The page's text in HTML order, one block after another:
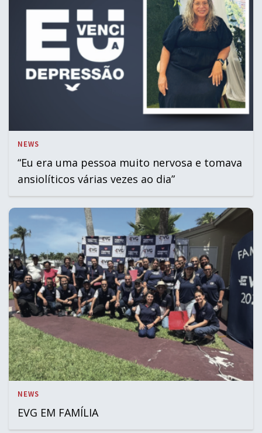
NEWS
“Eu era uma pessoa muito nervosa e tomava
ansiolíticos várias vezes ao dia”
NEWS
EVG EM FAMÍLIA